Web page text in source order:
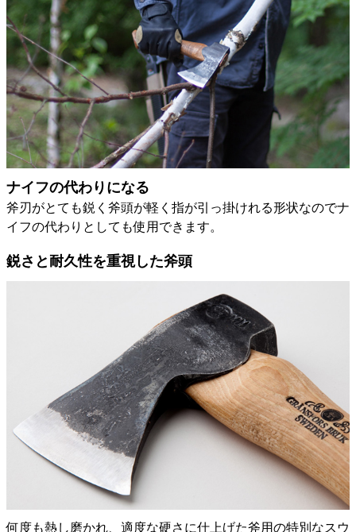
ナイフの代わりになる
斧刃がとても鋭く斧頭が軽く指が引っ掛けれる形状なのでナ
イフの代わりとしても使用できます。
鋭さと耐久性を重視した斧頭
何度も熱し磨かれ、適度な硬さに仕上げた斧用の特別なスウ